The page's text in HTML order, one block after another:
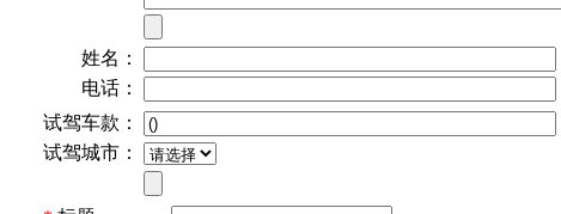
姓名：
电话：
试驾车款：
试驾城市：